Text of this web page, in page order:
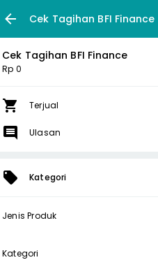
Cek Tagihan BFI Finance
Cek Tagihan BFI Finance
Rp 0
Terjual
Ulasan
Kategori
Jenis Produk
Kategori